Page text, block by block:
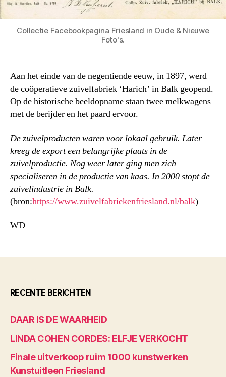
Collectie Facebookpagina Friesland in Oude & Nieuwe
Foto's.
Aan het einde van de negentiende eeuw, in 1897, werd
de coöperatieve zuivelfabriek ‘Harich’ in Balk geopend.
Op de historische beeldopname staan twee melkwagens
met de berijder en het paard ervoor.
De zuivelproducten waren voor lokaal gebruik. Later
kreeg de export een belangrijke plaats in de
zuivelproductie. Nog weer later ging men zich
specialiseren in de productie van kaas. In 2000 stopt de
zuivelindustrie in Balk.
(bron:https://www.zuivelfabriekenfriesland.nl/balk)
WD
RECENTE BERICHTEN
DAAR IS DE WAARHEID
LINDA COHEN CORDES: ELFJE VERKOCHT
Finale uitverkoop ruim 1000 kunstwerken
Kunstuitleen Friesland